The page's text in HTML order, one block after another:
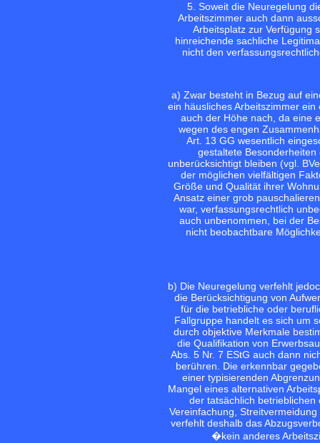
5. Soweit die Neuregelung
Arbeitszimmer auch dann
Arbeitsplatz zur Verfügung
hinreichende sachliche
nicht den
a) Zwar besteht in Bezug auf
ein häusliches Arbeitszimmer
auch der Höhe nach, da eine
wegen des engen
Art. 13 GG wesentlich
gestaltete
unberücksichtigt bleiben (vgl.
der möglichen vielfältigen
Größe und Qualität ihrer
Ansatz einer grob
war, verfassungsrechtlich
auch unbenommen, bei der
nicht beobachtbare
b) Die Neuregelung verfehlt
die Berücksichtigung von
für die betriebliche oder
Fallgruppe handelt es sich um
durch objektive Merkmale
die Qualifikation von
Abs. 5 Nr. 7 EStG auch dann
berühren. Die erkennbar
einer typisierenden
Mangel eines alternativen
der tatsächlich
Vereinfachung,
verfehlt deshalb das
�kein anderes